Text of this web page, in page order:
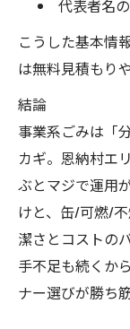
代表者名
こうした基本情
は無料見積もり
結論
事業系ごみは「
カギ。恩納村エ
ぶとマジで運用
けと、缶/可燃/
潔さとコストの
手不足も続くか
ナー選びが勝ち